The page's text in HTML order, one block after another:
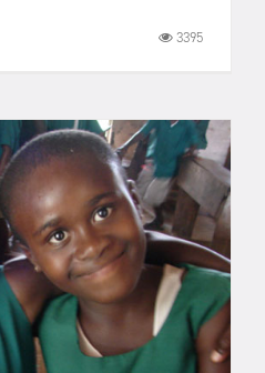
3395